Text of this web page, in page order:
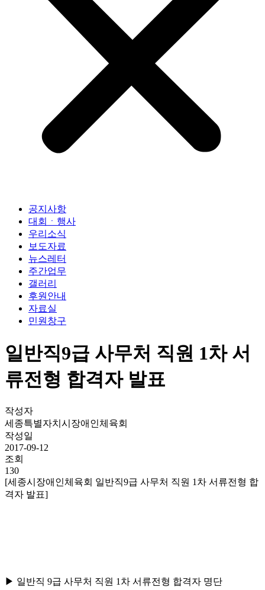
공지사항
대회ㆍ행사
우리소식
보도자료
뉴스레터
주간업무
갤러리
후원안내
자료실
민원창구
일반직9급 사무처 직원 1차 서
류전형 합격자 발표
작성자
세종특별자치시장애인체육회
작성일
2017-09-12
조회
130
[세종시장애인체육회 일반직9급 사무처 직원 1 차 서류전형 합
격자 발표]
▶ 일반직 9급 사무처 직원 1 차 서류전형 합격자 명단